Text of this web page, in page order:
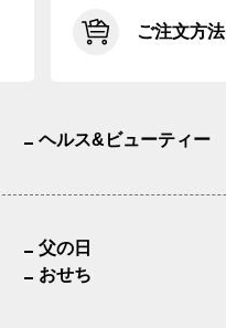
ご注文方法
ヘルス&ビューティー
父の日
おせち